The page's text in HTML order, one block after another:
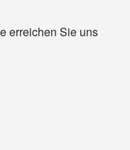
erreichen Sie uns